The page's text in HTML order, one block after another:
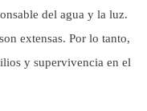
del agua y la luz.
extensas. Por lo tanto,
y supervivencia en el